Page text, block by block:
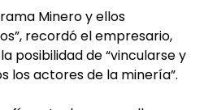
Minero y ellos
recordó el empresario,
posibilidad de “vincularse y
los actores de la minería”.